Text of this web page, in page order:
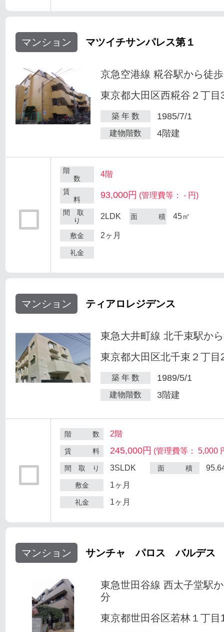
マンション マツイチサンパレス第１
京急空港線 糀谷駅から徒
東京都大田区西糀谷２丁目
築 年 数 1985/7/1
建物階数 4階建
階
数
4階
賃
料
93,000円 (管理費等： - 円)
間 取
り
2LDK 面 積 45㎡
敷金 2ヶ月
礼金
マンション ティアロレジデンス
東急大井町線 北千束駅か
東京都大田区北千束２丁目
築 年 数 1989/5/1
建物階数 3階建
階 数 2階
賃 料 245,000円 (管理費等： 5,000
間 取 り 3SLDK 面 積
敷金 1ヶ月
礼金 1ヶ月
マンション サンチャ パロス バルデス
東急世田谷線 西太子堂駅
分
東京都世田谷区若林１丁目